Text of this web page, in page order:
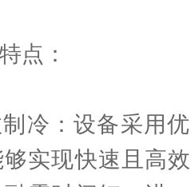
：
：设备采用优
实现快速且高